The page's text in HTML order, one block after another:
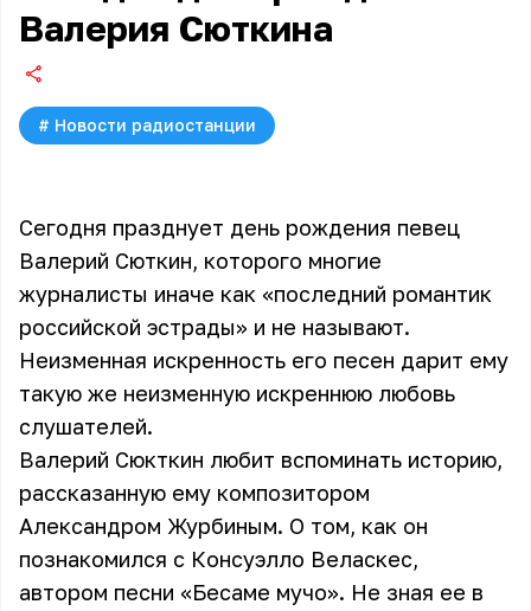
Валерия Сюткина
# Новости радиостанции
Сегодня празднует день рождения певец
Валерий Сюткин, которого многие
журналисты иначе как «последний романтик
российской эстрады» и не называют.
Неизменная искренность его песен дарит ему
такую же неизменную искреннюю любовь
слушателей.
Валерий Сюкткин любит вспоминать историю,
рассказанную ему композитором
Александром Журбиным. О том, как он
познакомился с Консуэлло Веласкес,
автором песни «Бесаме мучо». Не зная ее в